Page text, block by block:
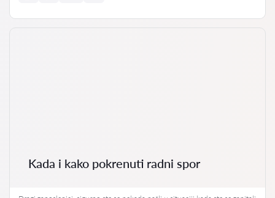
Kada i kako pokrenuti radni spor